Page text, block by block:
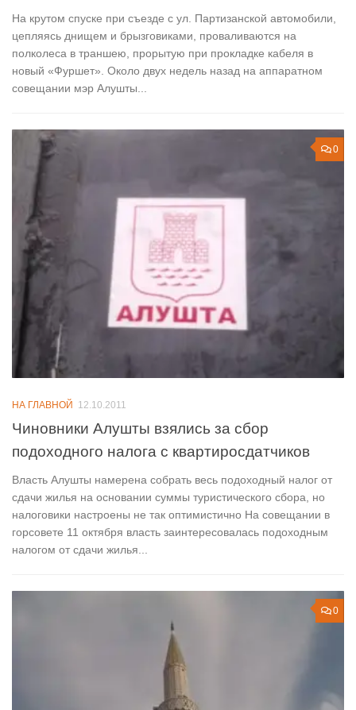
На крутом спуске при съезде с ул. Партизанской автомобили,
цепляясь днищем и брызговиками, проваливаются на
полколеса в траншею, прорытую при прокладке кабеля в
новый «Фуршет». Около двух недель назад на аппаратном
совещании мэр Алушты...
0
НА ГЛАВНОЙ 12.10.2011
Чиновники Алушты взялись за сбор
подоходного налога с квартиросдатчиков
Власть Алушты намерена собрать весь подоходный налог от
сдачи жилья на основании суммы туристического сбора, но
налоговики настроены не так оптимистично На совещании в
горсовете 11 октября власть заинтересовалась подоходным
налогом от сдачи жилья...
0